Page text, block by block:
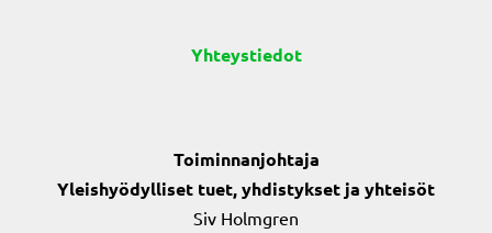
Yhteystiedot
Toiminnanjohtaja
Yleishyödylliset tuet, yhdistykset ja yhteisöt
Siv Holmgren